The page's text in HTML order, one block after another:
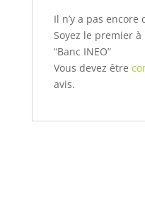
Il n’y a pas encore
Soyez le premier
“Banc INEO”
Vous devez être
avis.